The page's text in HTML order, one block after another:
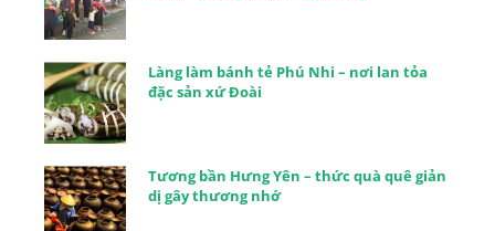
Làng làm bánh tẻ Phú Nhi – nơi lan tỏa
đặc sản xứ Đoài
Tương bần Hưng Yên – thức quà quê giản
dị gây thương nhớ